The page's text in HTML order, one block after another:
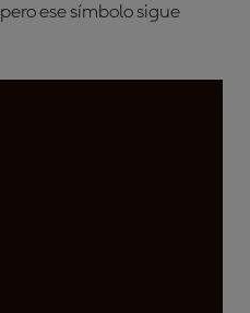
ese símbolo sigue